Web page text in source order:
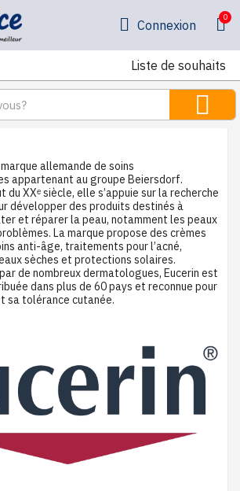
Connexion
Liste de souhaits
allemande de soins
appartenant au groupe Beiersdorf.
du XXᵉ siècle, elle s’appuie sur la recherche
développer des produits destinés à
et réparer la peau, notamment les peaux
La marque propose des crèmes
anti-âge, traitements pour l’acné,
sèches et protections solaires.
de nombreux dermatologues, Eucerin est
dans plus de 60 pays et reconnue pour
sa tolérance cutanée.